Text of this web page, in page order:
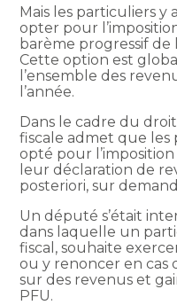
Mais les particuliers
opter pour
barème progressif de
Cette option est
l’ensemble des
l’année.
Dans le cadre du
fiscale admet que les
opté pour
leur déclaration de
posteriori, sur
Un député s’était
dans laquelle un
fiscal, souhaite
ou y renoncer en
sur des revenus et
PFU.